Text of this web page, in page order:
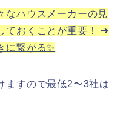
なハウスメーカーの見
ておくことが重要！ ➔
に繋がる✨
ますので最低2〜3社は